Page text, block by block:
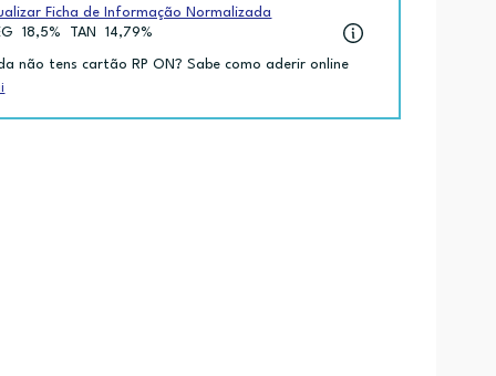
Ficha de Informação Normalizada
18,5% TAN 14,79%
não tens cartão RP ON? Sabe como aderir online